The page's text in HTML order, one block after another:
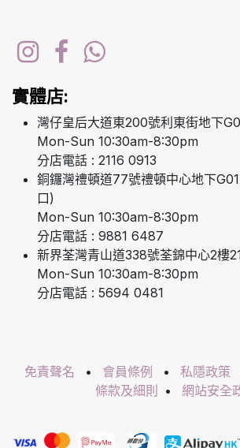
實體店:
灣仔皇后大道東200號利東街地下
Mon-Sun 10:30am-8:30pm
分店電話 : 2116 0913
銅鑼灣禮頓道77號禮頓中心地下
口)
Mon-Sun 10:30am-8:30pm
分店電話 : 9881 6487
新界荃灣青山道338號荃錦中心2樓
Mon-Sun 10:30am-8:30pm
分店電話 : 5694 0481
免責聲名 • 會員條例 • 私隱政策
條款及細則 • 網站安全